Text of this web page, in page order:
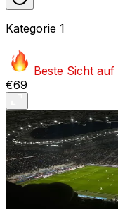
Kategorie 1
Beste Sicht
€69